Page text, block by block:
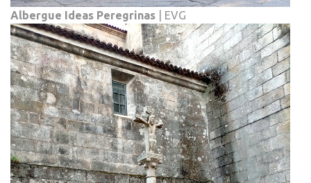
Albergue Ideas Peregrinas | EVG